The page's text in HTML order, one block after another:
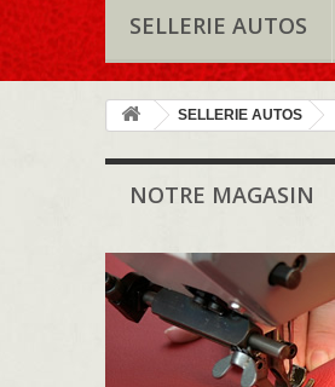
SELLERIE AUTOS
SELLERIE AUTOS
NOTRE MAGASIN